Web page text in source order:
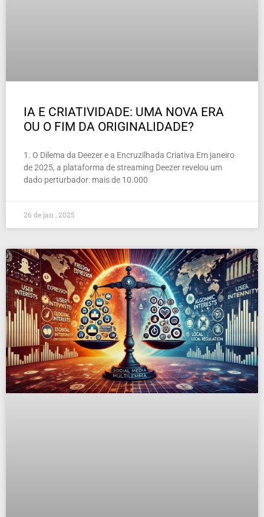
IA E CRIATIVIDADE: UMA NOVA ERA
OU O FIM DA ORIGINALIDADE?
1. O Dilema da Deezer e a Encruzilhada Criativa Em janeiro
de 2025, a plataforma de streaming Deezer revelou um
dado perturbador: mais de 10.000
26 de jan , 2025